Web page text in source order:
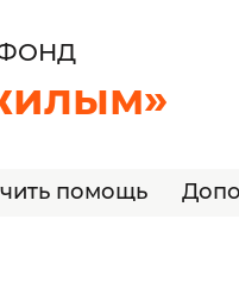
помощь